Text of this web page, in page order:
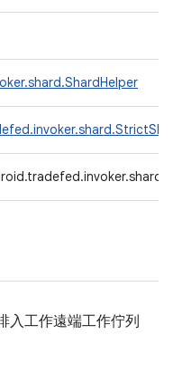
入工作遠端工作佇列